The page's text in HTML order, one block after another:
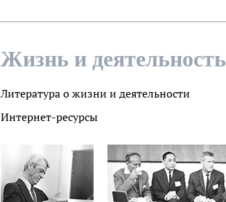
Жизнь и деятельность
Литература о жизни и деятельности
Интернет-ресурсы